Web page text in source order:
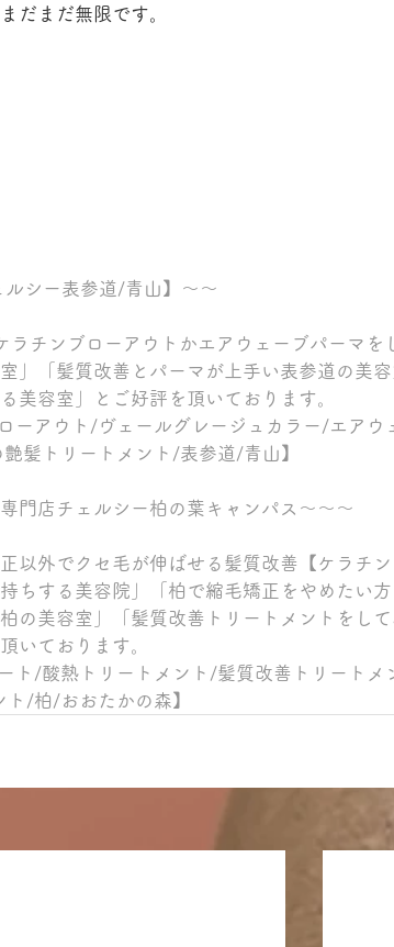
だまだ無限です。
シー表参道/青山】～～
ラチンブローアウトかエアウェーブパーマを
」「髪質改善とパーマが上手い表参道の美
美容室」とご好評を頂いております。
ーアウト/ヴェールグレージュカラー/エアウ
髪トリートメント/表参道/青山】
門店チェルシー柏の葉キャンパス～～～
以外でクセ毛が伸ばせる髪質改善【ケラチ
ちする美容院」「柏で縮毛矯正をやめたい
の美容室」「髪質改善トリートメントをし
いております。
ト/酸熱トリートメント/髪質改善トリートメ
/柏/おおたかの森】